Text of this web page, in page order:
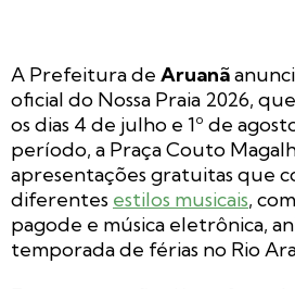
A Prefeitura de Aruanã
oficial do Nossa Praia 2026,
os dias 4 de julho e 1º de
período, a Praça Couto
apresentações gratuitas que
diferentes estilos musicais,
pagode e música eletrônica,
temporada de férias no Rio